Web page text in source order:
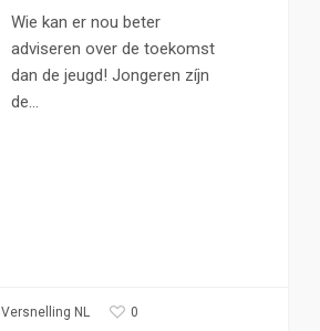
Wie kan er nou beter
adviseren over de toekomst
dan de jeugd! Jongeren zíjn
de…
Versnelling NL 0